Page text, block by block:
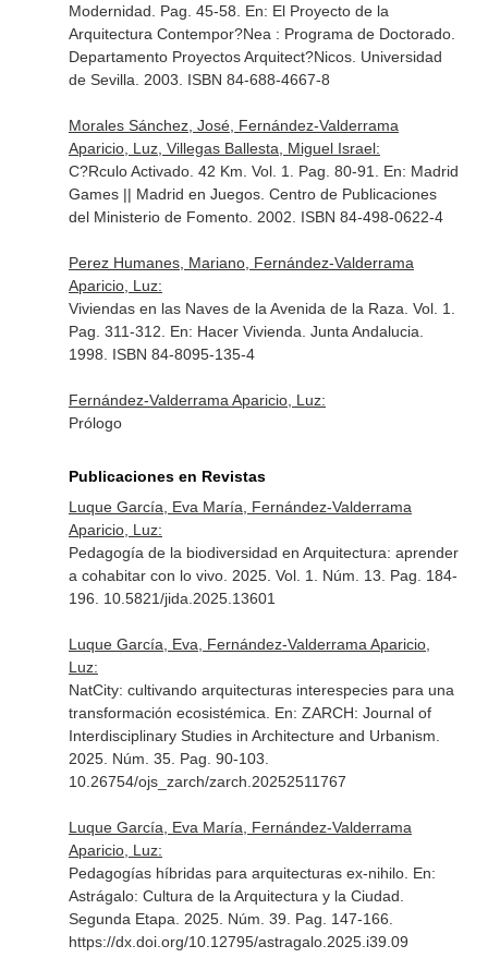
Modernidad. Pag. 45-58. En: El Proyecto de la
Arquitectura Contempor?Nea : Programa de Doctorado.
Departamento Proyectos Arquitect?Nicos. Universidad
de Sevilla. 2003. ISBN 84-688-4667-8
Morales Sánchez, José, Fernández-Valderrama
Aparicio, Luz, Villegas Ballesta, Miguel Israel:
C?Rculo Activado. 42 Km. Vol. 1. Pag. 80-91. En: Madrid
Games || Madrid en Juegos. Centro de Publicaciones
del Ministerio de Fomento. 2002. ISBN 84-498-0622-4
Perez Humanes, Mariano, Fernández-Valderrama
Aparicio, Luz:
Viviendas en las Naves de la Avenida de la Raza. Vol. 1.
Pag. 311-312. En: Hacer Vivienda . Junta Andalucia.
1998. ISBN 84-8095-135-4
Fernández-Valderrama Aparicio, Luz:
Prólogo
Publicaciones en Revistas
Luque García, Eva María, Fernández-Valderrama
Aparicio, Luz:
Pedagogía de la biodiversidad en Arquitectura: aprender
a cohabitar con lo vivo. 2025. Vol. 1. Núm. 13. Pag. 184-
196. 10.5821/jida.2025.13601
Luque García, Eva, Fernández-Valderrama Aparicio,
Luz:
NatCity: cultivando arquitecturas interespecies para una
transformación ecosistémica. En: ZARCH: Journal of
Interdisciplinary Studies in Architecture and Urbanism
2025. Núm. 35. Pag. 90-103.
10.26754/ojs_zarch/zarch.20252511767
Luque García, Eva María, Fernández-Valderrama
Aparicio, Luz:
Pedagogías híbridas para arquitecturas ex-nihilo. En:
Astrágalo: Cultura de la Arquitectura y la Ciudad.
Segunda Etapa . 2025. Núm. 39. Pag. 147-166.
https://dx.doi.org/10.12795/astragalo.2025.i39.09